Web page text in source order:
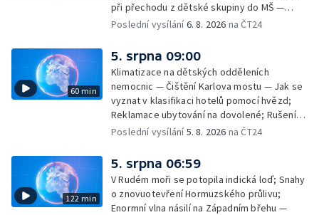
při přechodu z dětské skupiny do MŠ —
Filmové premiéry týdne — Dvě deci tuše v
rakovinu prsu
Poslední vysílání6. 8. 2026 na ČT24
60 min
5. srpna 09:00
Klimatizace na dětských odděleních
nemocnic — Čištění Karlova mostu — Jak se
vyznat v klasifikaci hotelů pomocí hvězd;
Reklamace ubytování na dovolené; Rušení
dovolené kvůli přírodním živlům; Práva
na dovolené v zahraničí; Platby a výběry na
dovolené v zahraničí — Těžba léčivé rašeliny
u Malé Morávky
Poslední vysílání5. 8. 2026 na ČT24
122 min
5. srpna 06:59
V Rudém moři se potopila indická loď; Snahy
o znovuotevření Hormuzského průlivu;
Enormní vlna násilí na Západním břehu —